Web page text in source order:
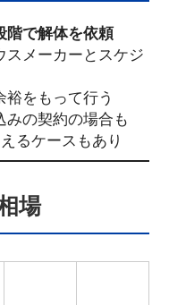
階で解体を依頼
スメーカーとスケジ
をもって行う
みの契約の場合も
るケースもあり
場